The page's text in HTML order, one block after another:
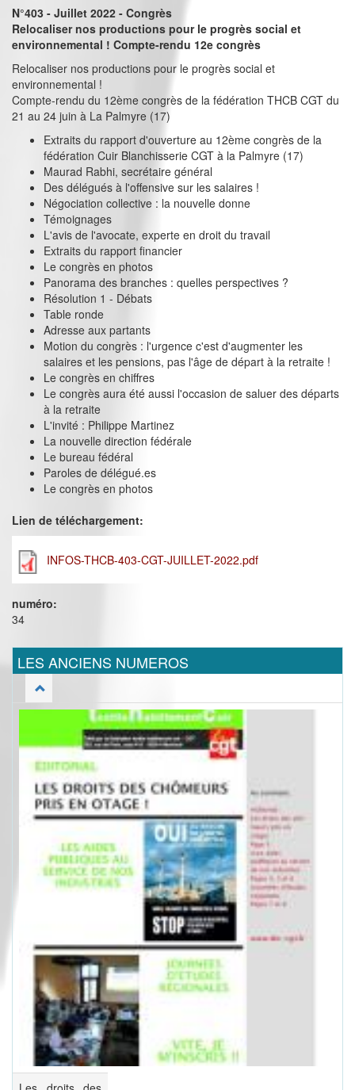
N°403 - Juillet 2022 - Congrès
Relocaliser nos productions pour le progrès social et
environnemental ! Compte-rendu 12e congrès
Relocaliser nos productions pour le progrès social et
environnemental !
Compte-rendu du 12ème congrès de la fédération THCB CGT du
21 au 24 juin à La Palmyre (17)
Extraits du rapport d'ouverture au 12ème congrès de la
fédération Cuir Blanchisserie CGT à la Palmyre (17)
Maurad Rabhi, secrétaire général
Des délégués à l'offensive sur les salaires !
Négociation collective : la nouvelle donne
Témoignages
L'avis de l'avocate, experte en droit du travail
Extraits du rapport financier
Le congrès en photos
Panorama des branches : quelles perspectives ?
Résolution 1 - Débats
Table ronde
Adresse aux partants
Motion du congrès : l'urgence c'est d'augmenter les
salaires et les pensions, pas l'âge de départ à la retraite !
Le congrès en chiffres
Le congrès aura été aussi l'occasion de saluer des départs
à la retraite
L'invité : Philippe Martinez
La nouvelle direction fédérale
Le bureau fédéral
Paroles de délégué.es
Le congrès en photos
Lien de téléchargement:
INFOS-THCB-403-CGT-JUILLET-2022.pdf
numéro:
34
LES ANCIENS NUMEROS